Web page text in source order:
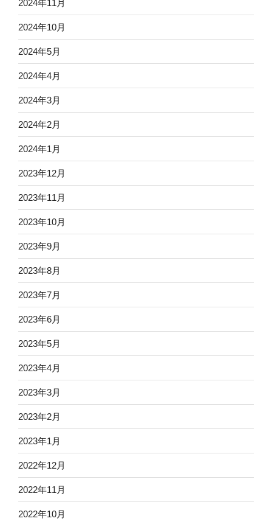
2024年11月
2024年10月
2024年5月
2024年4月
2024年3月
2024年2月
2024年1月
2023年12月
2023年11月
2023年10月
2023年9月
2023年8月
2023年7月
2023年6月
2023年5月
2023年4月
2023年3月
2023年2月
2023年1月
2022年12月
2022年11月
2022年10月